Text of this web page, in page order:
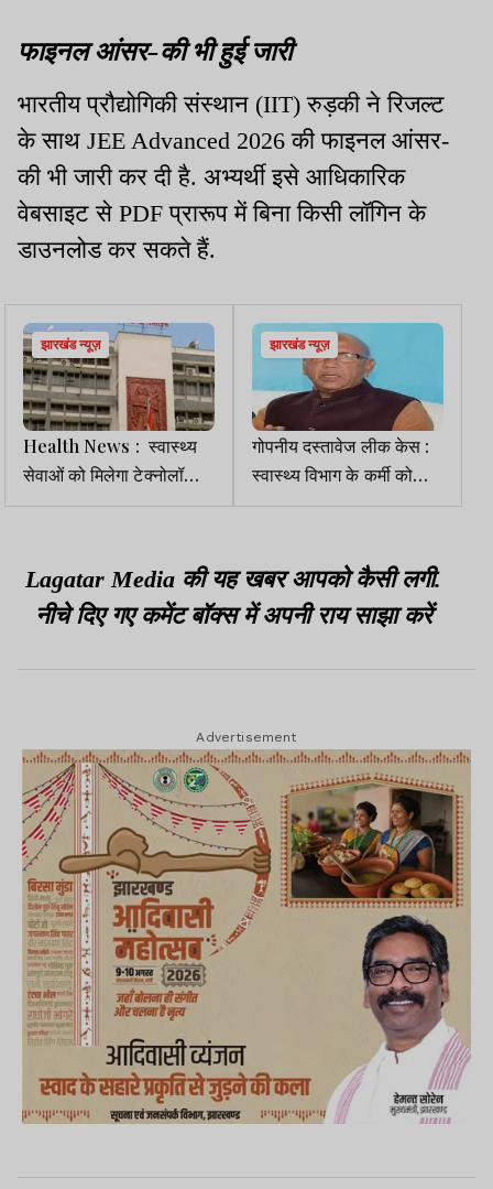
फाइनल आंसर-की भी हुई जारी
भारतीय प्रौद्योगिकी संस्थान (IIT) रुड़की ने रिजल्ट
के साथ JEE Advanced 2026 की फाइनल आंसर-
की भी जारी कर दी है. अभ्यर्थी इसे आधिकारिक
वेबसाइट से PDF प्रारूप में बिना किसी लॉगिन के
डाउनलोड कर सकते हैं.
झारखंड न्यूज़
Health News : स्वास्थ्य
सेवाओं को मिलेगा टेक्नोलॉजी
का साथ, योजनाओं की
झारखंड न्यूज़
गोपनीय दस्तावेज लीक केस :
स्वास्थ्य विभाग के कर्मी को
आरोपी बनाने पर सरयू राय को
Lagatar Media की यह खबर आपको कैसी लगी.
नीचे दिए गए कमेंट बॉक्स में अपनी राय साझा करें
Advertisement